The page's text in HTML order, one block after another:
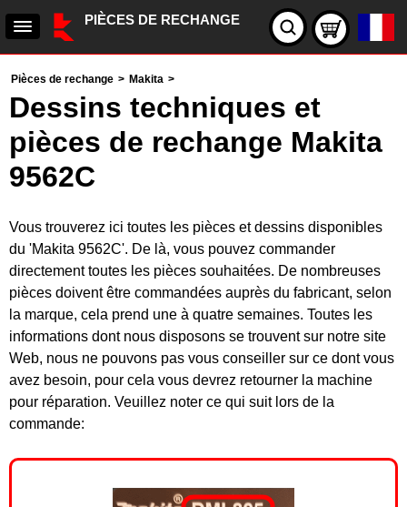
PIÈCES DE RECHANGE
Pièces de rechange > Makita >
Dessins techniques et
pièces de rechange Makita
9562C
Vous trouverez ici toutes les pièces et dessins disponibles
du 'Makita 9562C'. De là, vous pouvez commander
directement toutes les pièces souhaitées. De nombreuses
pièces doivent être commandées auprès du fabricant, selon
la marque, cela prend une à quatre semaines. Toutes les
informations dont nous disposons se trouvent sur notre site
Web, nous ne pouvons pas vous conseiller sur ce dont vous
avez besoin, pour cela vous devrez retourner la machine
pour réparation. Veuillez noter ce qui suit lors de la
commande: